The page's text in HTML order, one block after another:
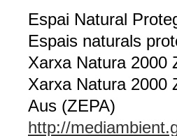
Espai Natural
Espais naturals
Xarxa Natura 2000
Xarxa Natura 2000
Aus (ZEPA)
http://